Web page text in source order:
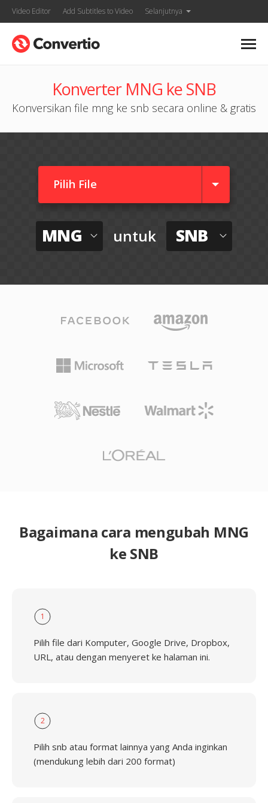
Video Editor Add Subtitles to Video Selanjutnya
Konverter MNG ke SNB
Konversikan file mng ke snb secara online & gratis
Pilih File
MNG untuk SNB
Bagaimana cara mengubah MNG
ke SNB
1
Pilih file dari Komputer, Google Drive, Dropbox,
URL, atau dengan menyeret ke halaman ini.
2
Pilih snb atau format lainnya yang Anda inginkan
(mendukung lebih dari 200 format)